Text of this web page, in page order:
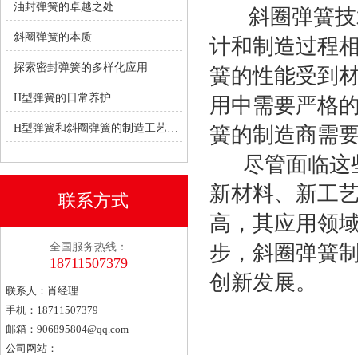
油封弹簧的卓越之处
斜圈弹簧的本质
探索密封弹簧的多样化应用
H型弹簧的日常养护
H型弹簧和斜圈弹簧的制造工艺有何不同？
联系方式
全国服务热线：
18711507379
联系人：肖经理
手机：18711507379
邮箱： 906895804@qq.com
公司网站：
斜圈弹簧技
计和制造过程
簧的性能受到
用中需要严格
簧的制造商需
尽管面临这
新材料、新工
高，其应用领
步，斜圈弹簧
创新发展。